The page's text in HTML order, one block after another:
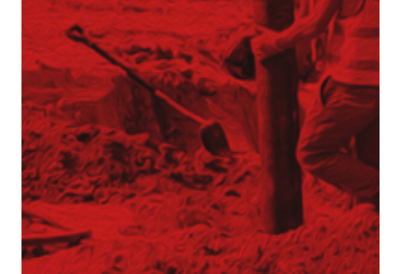
Služby
Zpevnění zeminy a speciální základy
Sloupy s tryskovou injektáží – jet
grouting
Mikropiloty
Piloty CFA
Piloty VDW
Sloupy DSM